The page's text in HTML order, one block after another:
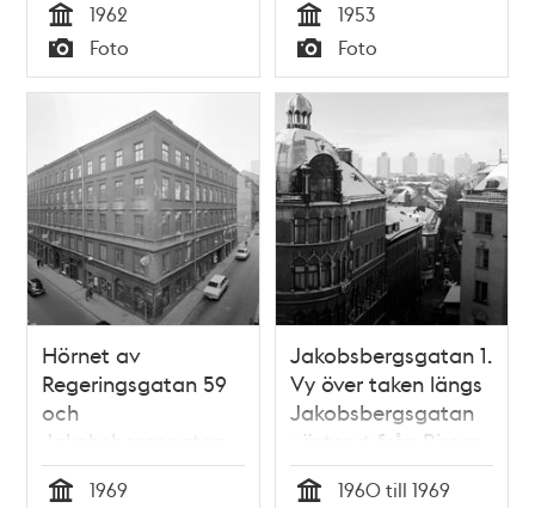
Jakobsbergsgatan. I
fonden de båda
Kungstornen
Tid
1962
Typ
Foto Tid
1953
Typ
Foto
Hörnet av
Regeringsgatan 59
och
Jakobsbergsgatan
29 (t.h.)
1969
Jakobsbergsgatan 1.
Vy över taken längs
Jakobsbergsgatan
västerut från Birger
Jarlsgatan till
Malmskillnadsgatan.
1960 till 1969